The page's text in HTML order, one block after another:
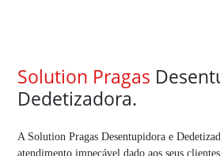
Solution Pragas
Dedetizadora.
A Solution Pragas Desentupidora e
atendimento impecável dado aos seus